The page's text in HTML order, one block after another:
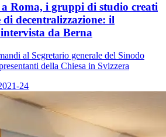
Roma, i gruppi di studio creati
di decentralizzazione: il
da Berna
al Segretario generale del Sinodo
della Chiesa in Svizzera
24